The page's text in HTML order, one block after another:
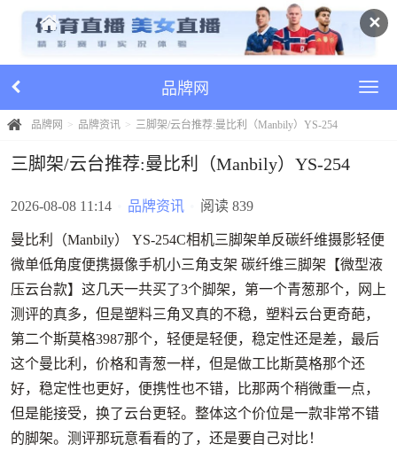
✕
品牌网
品牌网 品牌资讯 三脚架/云台推荐:曼比利（Manbily）YS-254
三脚架/云台推荐:曼比利（Manbily）YS-254
2026-08-08 11:14 品牌资讯 阅读 839
曼比利（Manbily） YS-254C相机三脚架单反碳纤维摄影轻便
微单低角度便携摄像手机小三角支架 碳纤维三脚架【微型液
压云台款】这几天一共买了3个脚架，第一个青葱那个，网上
测评的真多，但是塑料三角叉真的不稳，塑料云台更奇葩，
第二个斯莫格3987那个，轻便是轻便，稳定性还是差，最后
这个曼比利，价格和青葱一样，但是做工比斯莫格那个还
好，稳定性也更好，便携性也不错，比那两个稍微重一点，
但是能接受，换了云台更轻。整体这个价位是一款非常不错
的脚架。测评那玩意看看的了，还是要自己对比！